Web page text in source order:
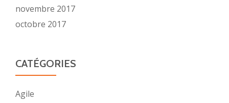
novembre 2017
octobre 2017
CATÉGORIES
Agile